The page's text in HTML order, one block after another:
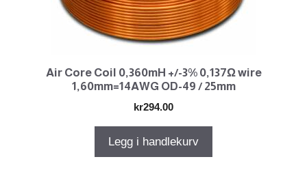
Air Core Coil 0,360mH +/-3% 0,137Ω wire
1,60mm=14AWG OD-49 / 25mm
kr294.00
Legg i handlekurv